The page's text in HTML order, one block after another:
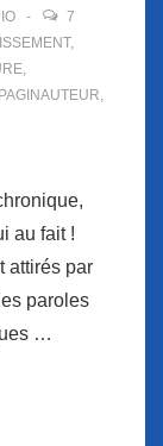
7
,
,
IPAGINAUTEUR,
au fait !
attirés par
paroles
…